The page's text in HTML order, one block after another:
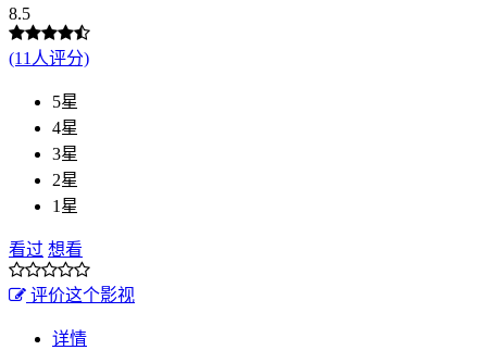
8.5
(11人评分)
5星
4星
3星
2星
1星
看过 想看
评价这个影视
详情